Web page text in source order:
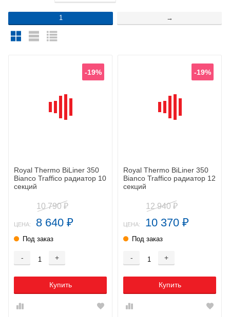
1 →
-19%
Royal Thermo BiLiner 350
Bianco Traffico радиатор 10
секций
10 790 ₽
ЦЕНА: 8 640 ₽
Под заказ
- +
Купить
-19%
Royal Thermo BiLiner 350
Bianco Traffico радиатор 12
секций
12 940 ₽
ЦЕНА: 10 370 ₽
Под заказ
- +
Купить